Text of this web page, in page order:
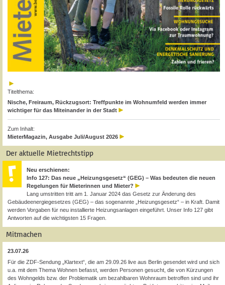
Titelthema:
Nische, Freiraum, Rückzugsort: Treffpunkte im Wohnumfeld werden immer
wichtiger für das Miteinander in der Stadt
Zum Inhalt:
MieterMagazin, Ausgabe Juli/August 2026
Der aktuelle Mietrechtstipp
Neu erschienen:
Info 127: Das neue „Heizungsgesetz“ (GEG) – Was bedeuten die neuen
Regelungen für Mieterinnen und Mieter?
Lang umstritten tritt am 1. Januar 2024 das Gesetz zur Änderung des
Gebäudeenergiegesetzes (GEG) – das sogenannte „Heizungsgesetz“ – in Kraft. Damit
werden Vorgaben für neu installierte Heizungsanlagen eingeführt. Unser Info 127 gibt
Antworten auf die wichtigsten 15 Fragen.
Mitmachen
23.07.26
Für die ZDF-Sendung „Klartext“, die am 29.09.26 live aus Berlin gesendet wird und sich
u.a. mit dem Thema Wohnen befasst, werden Personen gesucht, die von Kürzungen
des Wohngelds bzw. der Problematik um bezahlbaren Wohnraum betroffen sind und ihr